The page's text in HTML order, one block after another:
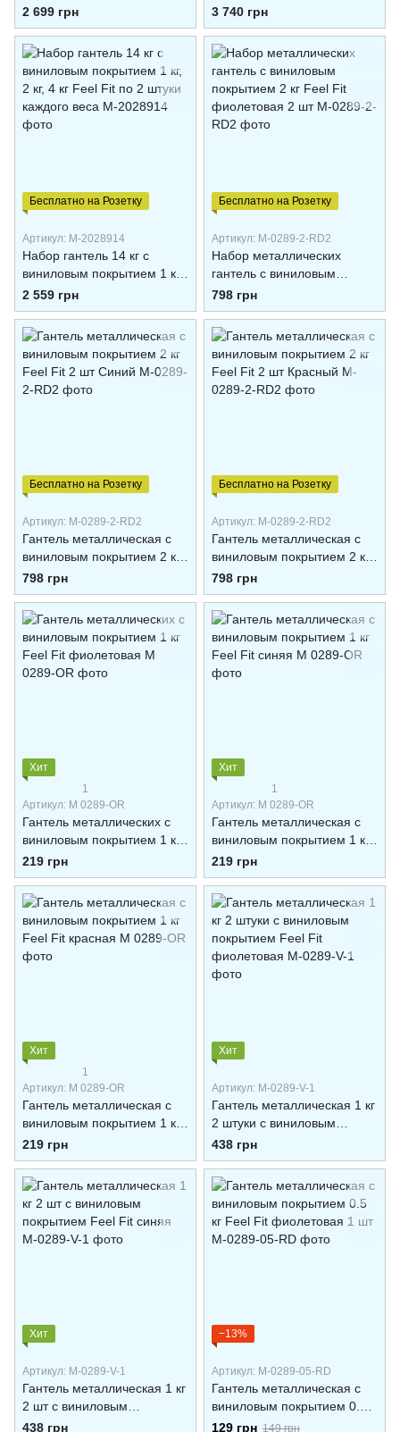
3 кг, 5 кг Feel Fit по 2 штуки
каждого веса
2 699 грн
4 кг, 5 кг Feel Fit по 2 штуки
каждого веса
3 740 грн
Бесплатно на Розетку
Артикул: M-2028914
Набор гантель 14 кг с
виниловым покрытием 1 кг,
2 кг, 4 кг Feel Fit по 2 штуки
каждого веса
2 559 грн
Бесплатно на Розетку
Артикул: M-0289-2-RD2
Набор металлических
гантель с виниловым
покрытием 2 кг Feel Fit
фиолетовая 2 шт
798 грн
Бесплатно на Розетку
Артикул: M-0289-2-RD2
Гантель металлическая с
виниловым покрытием 2 кг
Feel Fit 2 шт Синий
798 грн
Бесплатно на Розетку
Артикул: M-0289-2-RD2
Гантель металлическая с
виниловым покрытием 2 кг
Feel Fit 2 шт Красный
798 грн
Хит
1
Артикул: M 0289-OR
Гантель металлических с
виниловым покрытием 1 кг
Feel Fit фиолетовая
219 грн
Хит
1
Артикул: M 0289-OR
Гантель металлическая с
виниловым покрытием 1 кг
Feel Fit синяя
219 грн
Хит
1
Артикул: M 0289-OR
Гантель металлическая с
виниловым покрытием 1 кг
Feel Fit красная
219 грн
Хит
Артикул: M-0289-V-1
Гантель металлическая 1 кг
2 штуки с виниловым
покрытием Feel Fit
фиолетовая
438 грн
Хит
Артикул: M-0289-V-1
Гантель металлическая 1 кг
2 шт с виниловым
покрытием Feel Fit синяя
438 грн
−13%
Артикул: M-0289-05-RD
Гантель металлическая с
виниловым покрытием 0.5
кг Feel Fit фиолетовая 1 шт
129 грн 149 грн